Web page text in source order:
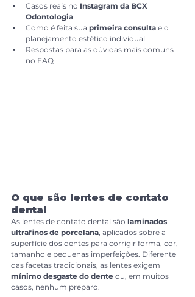
Casos reais no Instagram da BCX
Odontologia
Como é feita sua primeira consulta e o
planejamento estético individual
Respostas para as dúvidas mais comuns
no FAQ
O que são lentes de contato
dental
As lentes de contato dental são laminados
ultrafinos de porcelana, aplicados sobre a
superfície dos dentes para corrigir forma, cor,
tamanho e pequenas imperfeições. Diferente
das facetas tradicionais, as lentes exigem
mínimo desgaste do dente ou, em muitos
casos, nenhum preparo.